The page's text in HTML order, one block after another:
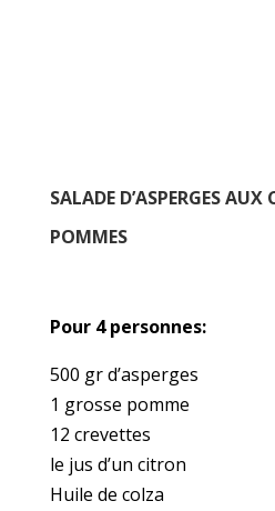
SALADE D’ASPERGES AUX
POMMES
Pour 4 personnes:
500 gr d’asperges
1 grosse pomme
12 crevettes
le jus d’un citron
Huile de colza